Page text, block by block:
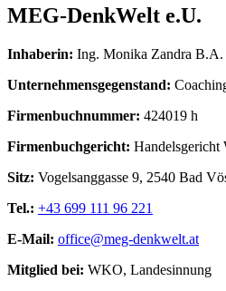
MEG-DenkWelt e.U.
Inhaberin: Ing. Monika Zandra
Unternehmensgegenstand:
Firmenbuchnummer: 424019 h
Firmenbuchgericht: Handelsgericht
Sitz: Vogelsanggasse 9, 2540 Bad
Tel.: +43 699 111 96 221
E-Mail: office@meg-denkwelt.at
Mitglied bei: WKO, Landesinnung